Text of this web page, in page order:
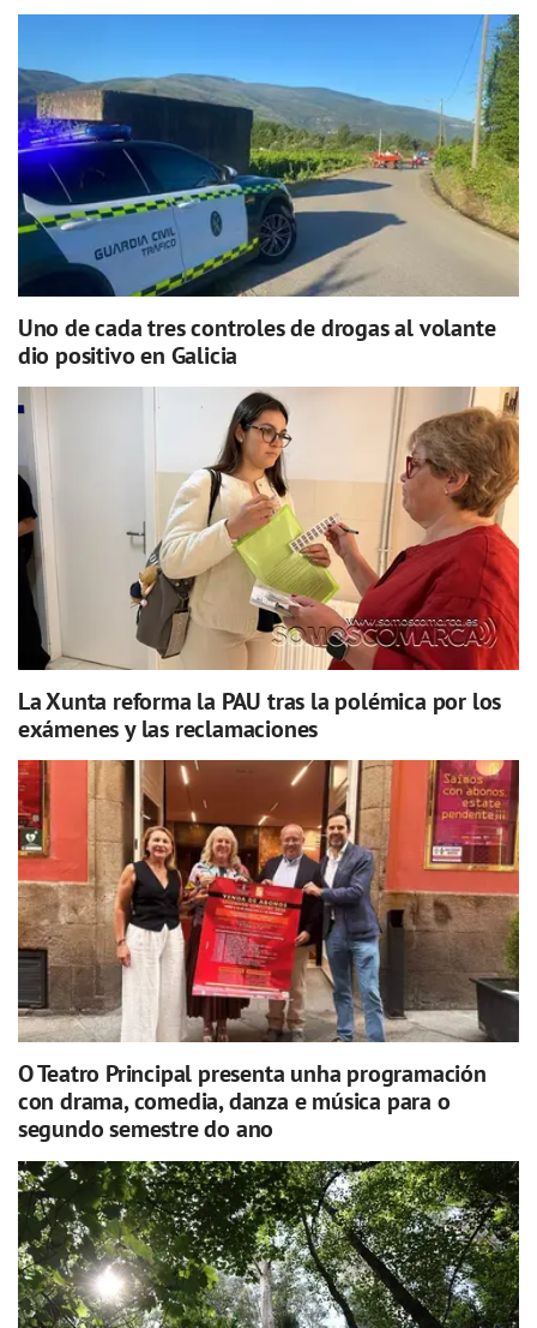
Uno de cada tres controles de drogas al volante
dio positivo en Galicia
La Xunta reforma la PAU tras la polémica por los
exámenes y las reclamaciones
O Teatro Principal presenta unha programación
con drama, comedia, danza e música para o
segundo semestre do ano